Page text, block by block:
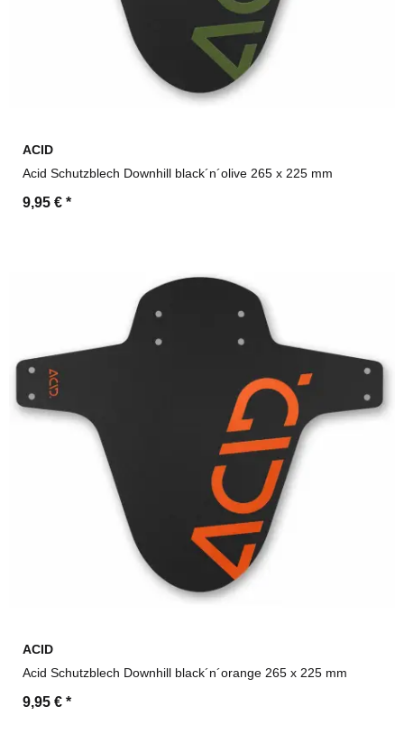
ACID
Acid Schutzblech Downhill black´n´olive 265 x 225 mm
9,95 € *
ACID
Acid Schutzblech Downhill black´n´orange 265 x 225 mm
9,95 € *